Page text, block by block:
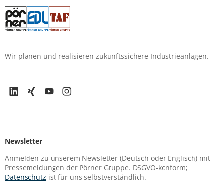
Wir planen und realisieren zukunftssichere Industrieanlagen.
Newsletter
Anmelden zu unserem Newsletter (Deutsch oder Englisch) mit
Pressemeldungen der Pörner Gruppe. DSGVO-konform;
Datenschutz ist für uns selbstverständlich.